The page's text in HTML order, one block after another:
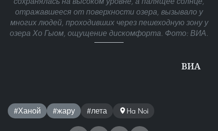
отражавшееся от поверхности озера, вызывало у
многих людей, проходивших через пешеходную зону у
озера Хо Гыом, ощущение дискомфорта. Фото: ВИА.
ВИA
#Ханой #жару #лета Ha Noi